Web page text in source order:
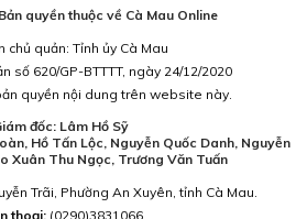
quyền thuộc về Cà Mau Online
chủ quản: Tỉnh ủy Cà Mau
số 620/GP-BTTTT, ngày 24/12/2020
quyền nội dung trên website này.
đốc: Lâm Hồ Sỹ
Hồ Tấn Lộc, Nguyễn Quốc Danh, Nguyễn
Xuân Thu Ngọc, Trương Văn Tuấn
Trãi, Phường An Xuyên, tỉnh Cà Mau.
thoại: (0290)3831066